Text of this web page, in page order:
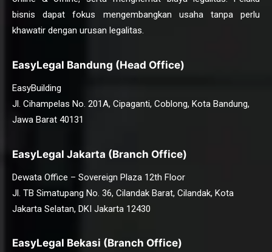
bisnis dapat fokus mengembangkan usaha tanpa perlu
khawatir dengan urusan legalitas.
EasyLegal Bandung (Head Office)
EasyBuilding
Jl. Cihampelas No. 201A, Cipaganti, Coblong, Kota Bandung,
Jawa Barat 40131
EasyLegal Jakarta (Branch Office)
Dewata Office – Sovereign Plaza 12th Floor
Jl. TB Simatupang No. 36, Cilandak Barat, Cilandak, Kota
Jakarta Selatan, DKI Jakarta 12430
EasyLegal Bekasi (Branch Office)